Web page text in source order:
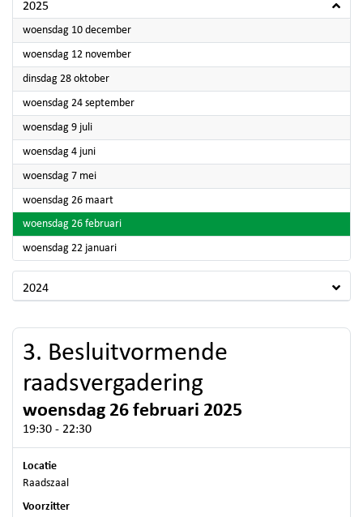
2025
woensdag 10 december2025
woensdag 12 november2025
dinsdag 28 oktober2025
woensdag 24 september2025
woensdag 9 juli2025
woensdag 4 juni2025
woensdag 7 mei2025
woensdag 26 maart2025
woensdag 26 februari2025
woensdag 22 januari2025
2024
3. Besluitvormende
raadsvergadering
woensdag 26 februari 2025
19:30 - 22:30
Locatie
Raadszaal
Voorzitter